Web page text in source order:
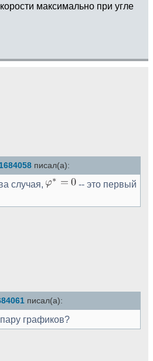
максимально при угле
писал(а):
случая,
-- это первый
писал(а):
графиков?